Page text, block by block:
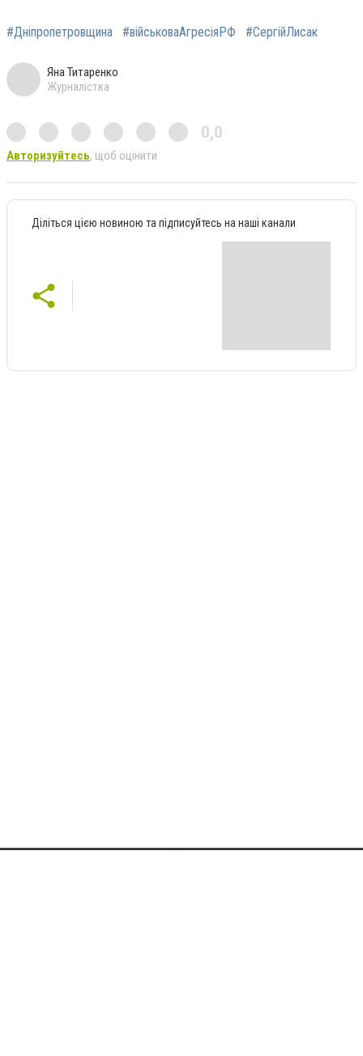
#Дніпропетровщина #військоваАгресіяРФ #СергійЛисак
Яна Титаренко
Журналістка
0,0
Авторизуйтесь, щоб оцінити
Діліться цією новиною та підписуйтесь на наші канали